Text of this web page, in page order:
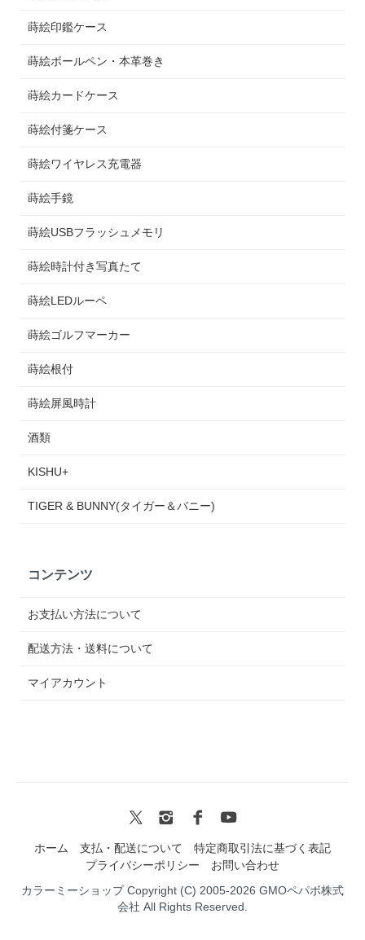
蒔絵印鑑ケース
蒔絵ボールペン・本革巻き
蒔絵カードケース
蒔絵付箋ケース
蒔絵ワイヤレス充電器
蒔絵手鏡
蒔絵USBフラッシュメモリ
蒔絵時計付き写真たて
蒔絵LEDルーペ
蒔絵ゴルフマーカー
蒔絵根付
蒔絵屏風時計
酒類
KISHU+
TIGER & BUNNY(タイガー＆バニー)
コンテンツ
お支払い方法について
配送方法・送料について
マイアカウント
ホーム 支払・配送について
特定商取引法に基づく表記
プライバシーポリシー
お問い合わせ
カラーミーショップCopyright (C) 2005-2026 GMOペパボ株式
会社 All Rights Reserved.